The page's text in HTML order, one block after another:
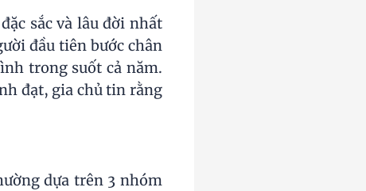
sắc và lâu đời nhất
đầu tiên bước chân
trong suốt cả năm.
đạt, gia chủ tin rằng
dựa trên 3 nhóm